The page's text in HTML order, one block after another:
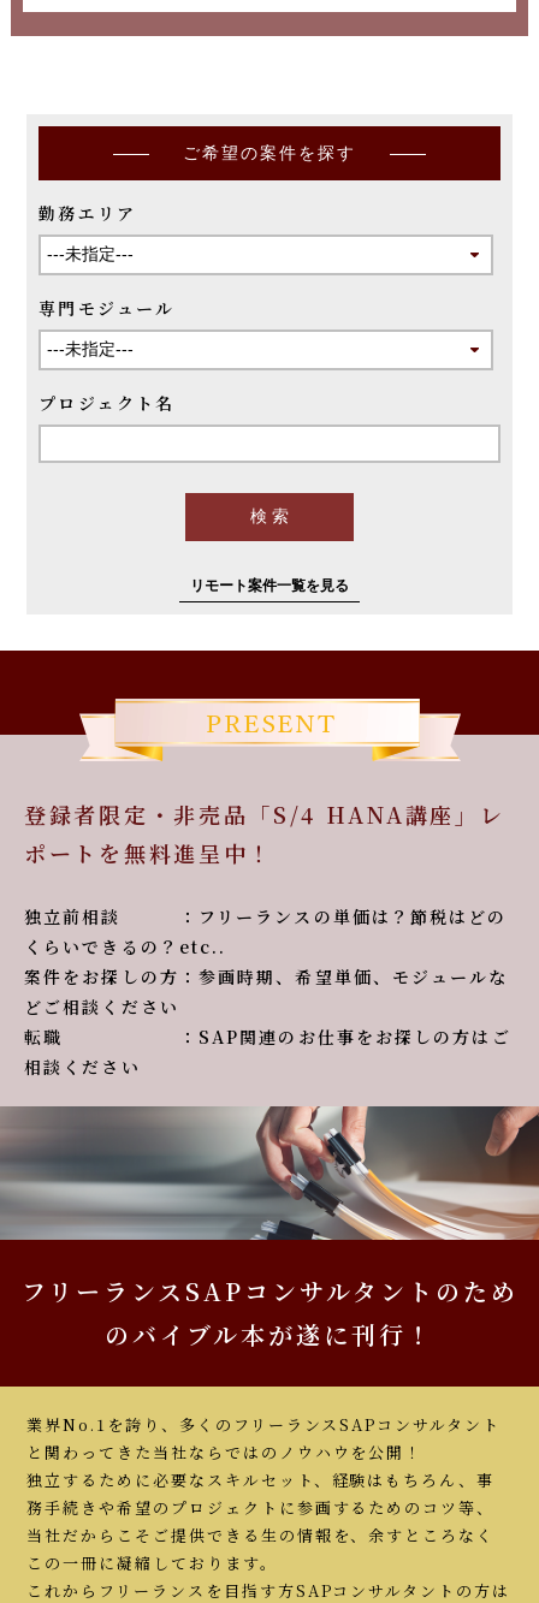
ご希望の案件を探す
勤務エリア
専門モジュール
プロジェクト名
リモート案件一覧を見る
登録者限定・非売品「S/4 HANA講座」レ
ポートを無料進呈中！
独立前相談 ：フリーランスの単価は？節税はどの
くらいできるの？etc..
案件をお探しの方：参画時期、希望単価、モジュールな
どご相談ください
転職 ：SAP関連のお仕事をお探しの方はご
相談ください
フリーランスSAPコンサルタントのため
のバイブル本が遂に刊行！
業界No.1を誇り、多くのフリーランスSAPコンサルタント
と関わってきた当社ならではのノウハウを公開！
独立するために必要なスキルセット、経験はもちろん、事
務手続きや希望のプロジェクトに参画するためのコツ等、
当社だからこそご提供できる生の情報を、余すところなく
この一冊に凝縮しております。
これからフリーランスを目指す方SAPコンサルタントの方は